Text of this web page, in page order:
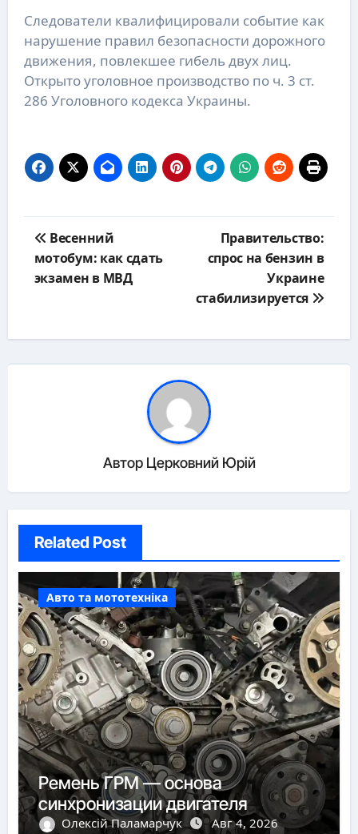
Следователи квалифицировали событие как
нарушение правил безопасности дорожного
движения, повлекшее гибель двух лиц.
Открыто уголовное производство по ч. 3 ст.
286 Уголовного кодекса Украины.
по
записям
Весенний
мотобум: как сдать
экзамен в МВД
Правительство:
спрос на бензин в
Украине
стабилизируется
Автор Церковний Юрій
Related Post
Авто та мототехніка
Ремень ГРМ — основа
синхронизации двигателя
Олексій Паламарчук Авг 4, 2026